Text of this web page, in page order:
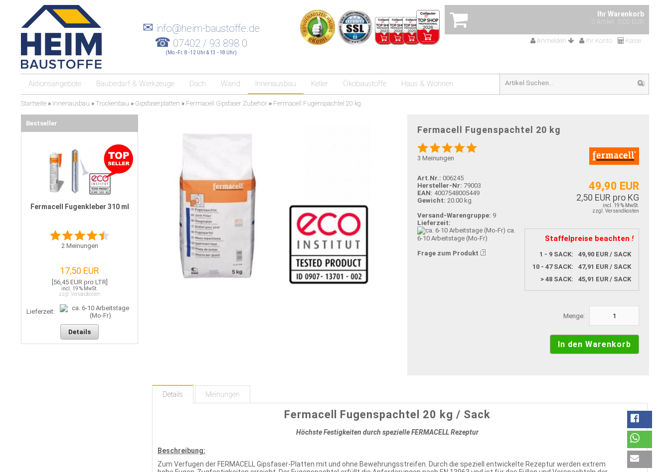
Ihr Warenkorb
0 Artikel 0,00 EUR
Anmelden Ihr Konto Kasse
✉ info@heim-baustoffe.de
☎ 07402 / 93 898 0
(Mo.-Fr. 8 -12 Uhr & 13 - 18 Uhr)
Aktionsangebote Baubedarf & Werkzeuge Dach Wand Innenausbau Keller Ökobaustoffe Haus & Wohnen
Startseite » Innenausbau » Trockenbau » Gipsfaserplatten » Fermacell Gipsfaser Zubehör » Fermacell Fugenspachtel 20 kg
Fermacell Fugenspachtel 20 kg
3 Meinungen
49,90 EUR
2,50 EUR pro KG
incl. 19 % MwSt.
zzgl. Versandkosten
Staffelpreise beachten !
1 - 9 SACK:
49,90 EUR / SACK
10 - 47 SACK:
47,91 EUR / SACK
> 48 SACK:
45,91 EUR / SACK
Art.Nr.: 006245
Hersteller-Nr: 79003
EAN: 4007548005449
Gewicht: 20.00 kg
Versand-Warengruppe: 9
Lieferzeit:
ca.
6-10 Arbeitstage (Mo-Fr)
Frage zum Produkt
Menge:
Details Meinungen
Fermacell Fugenspachtel 20 kg / Sack
Höchste Festigkeiten durch spezielle FERMACELL Rezeptur
Beschreibung:
Zum Verfugen der FERMACELL Gipsfaser-Platten mit und ohne Bewehrungsstreifen. Durch die speziell entwickelte Rezeptur werden extrem
Bestseller
Fermacell Fugenkleber 310 ml
2Meinungen
17,50 EUR
[56,45 EUR pro LTR]
incl. 19 % MwSt.
zzgl. Versandkosten
Lieferzeit:
Details